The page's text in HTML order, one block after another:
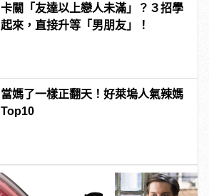
卡關「友達以上戀人未滿」？３招學
起來，直接升等「男朋友」！
當媽了一樣正翻天！好萊塢人氣辣媽
Top10